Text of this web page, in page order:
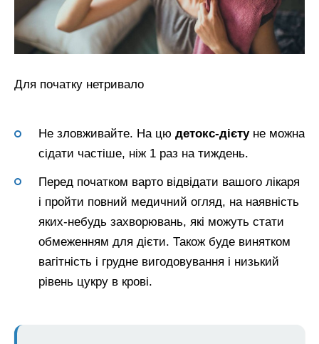
Для початку нетривало
Не зловживайте. На цю детокс-дієтуне можна
сідати частіше, ніж 1 раз на тиждень.
Перед початком варто відвідати вашого лікаря
і пройти повний медичний огляд, на наявність
яких-небудь захворювань, які можуть стати
обмеженням для дієти. Також буде винятком
вагітність і грудне вигодовування і низький
рівень цукру в крові.